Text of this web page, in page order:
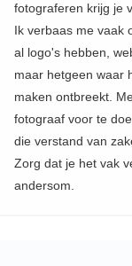
fotograferen krijg je
Ik verbaas me vaak
al logo's hebben,
maar hetgeen waar
maken ontbreekt.
fotograaf voor te
die verstand van
Zorg dat je het vak
andersom.